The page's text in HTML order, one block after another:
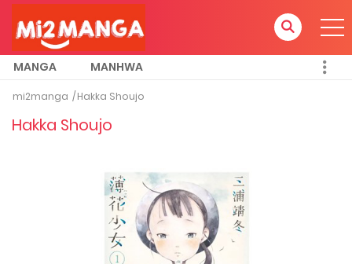
MANGA MANHWA
mi2manga Hakka Shoujo
Hakka Shoujo